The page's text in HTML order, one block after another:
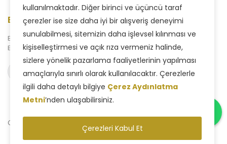
E-Bülten Aboneliği
Bizden haberdar olmak için
E-Bülten sistemimize abone olabilirsiniz.
Abone ol
Copyright © 2025 Liven Concept - Tüm Hakları Saklıdır.
kullanılmaktadır. Diğer birinci ve üçüncü taraf
çerezler ise size daha iyi bir alışveriş deneyimi
sunulabilmesi, sitemizin daha işlevsel kılınması ve
kişiselleştirmesi ve açık rıza vermeniz halinde,
sizlere yönelik pazarlama faaliyetlerinin yapılması
amaçlarıyla sınırlı olarak kullanılacaktır. Çerezlerle
ilgili daha detaylı bilgiye Çerez Aydınlatma
Metni’nden ulaşabilirsiniz.
Çerezleri Kabul Et